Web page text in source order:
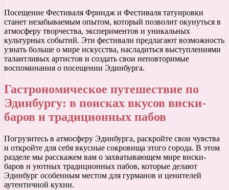
Посещение Фестиваля Фриндж и Фестиваля татуировки
станет незабываемым опытом, который позволит окунуться в
атмосферу творчества, экспериментов и уникальных
культурных событий. Эти фестивали предлагают возможность
узнать больше о мире искусства, насладиться выступлениями
талантливых артистов и создать свои неповторимые
воспоминания о посещении Эдинбурга.
Гастрономическое путешествие по
Эдинбургу: в поисках вкусов виски-
баров и традиционных пабов
Погрузитесь в атмосферу Эдинбурга, раскройте свои чувства
и откройте для себя вкусные сокровища этого города. В этом
разделе мы расскажем вам о захватывающем мире виски-
баров и уютных традиционных пабов, которые делают
Эдинбург особенным местом для гурманов и ценителей
аутентичной кухни.